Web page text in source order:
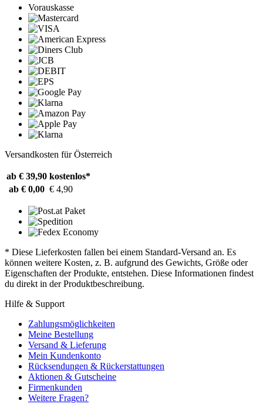
Vorauskasse
Versandkosten für Österreich
ab € 39,90 kostenlos*
ab € 0,00 € 4,90
* Diese Lieferkosten fallen bei einem Standard-Versand an. Es
können weitere Kosten, z. B. aufgrund des Gewichts, Größe oder
Eigenschaften der Produkte, entstehen. Diese Informationen findest
du direkt in der Produktbeschreibung.
Hilfe & Support
Zahlungsmöglichkeiten
Meine Bestellung
Versand & Lieferung
Mein Kundenkonto
Rücksendungen & Rückerstattungen
Aktionen & Gutscheine
Firmenkunden
Weitere Fragen?